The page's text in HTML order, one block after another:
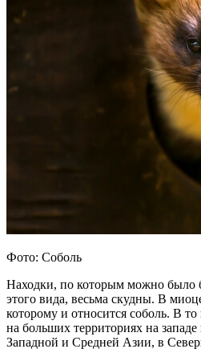
Фото: Соболь
Находки, по которым можно было
этого вида, весьма скудны. В
которому и относится соболь. В
на больших территориях на
Западной и Средней Азии, в